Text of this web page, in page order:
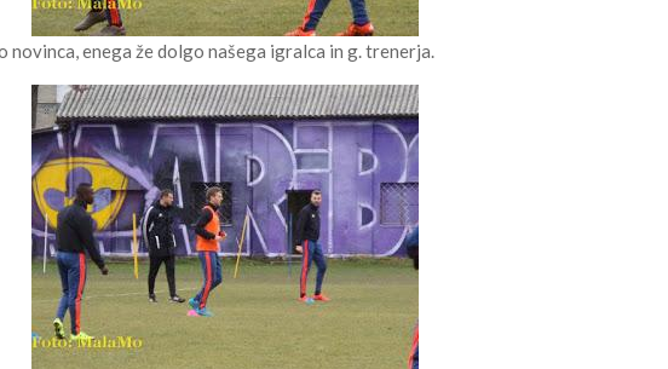
enega že dolgo našega igralca in g. trenerja.